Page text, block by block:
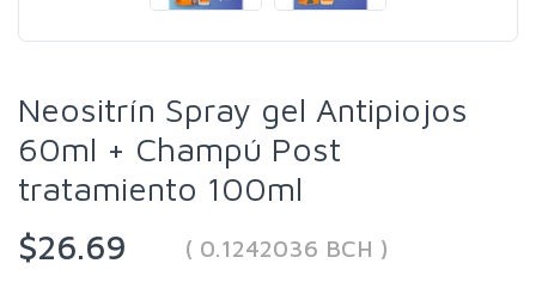
Neositrín Spray gel Antipiojos
60ml + Champú Post
tratamiento 100ml
$26.69
( 0.1242036 BCH )